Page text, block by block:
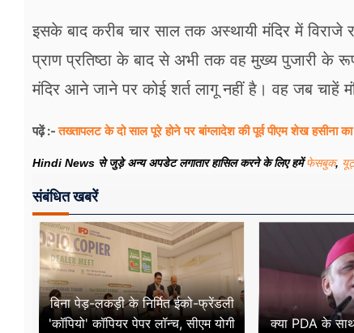
इसके बाद करीब चार साल तक अस्थायी मंदिर में
प्राण प्रतिष्ठा के बाद से अभी तक वह मुख्य पुजारी
मंदिर आने जाने पर कोई शर्त लागू नहीं है। वह जब चाहें
पढ़ें :-तख्तापलट के दो साल पूरे होने पर बांग्लादेश की पूर्व पीएम शेख हसीना
Hindi News से जुड़े अन्य अपडेट लगातार हासिल करने के लिए हमेंफेसबुक,
संबंधित खबरें
बिना पेड़-लकड़ी के निर्मित ईको-फ्रेंडली
'कॉपियो' कॉपियर पेपर लॉन्च, सीएम योगी
क्या PDA के साथ